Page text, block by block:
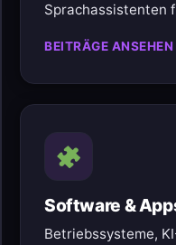
Sprachassistenten
BEITRÄGE
Software &
Betriebssysteme,